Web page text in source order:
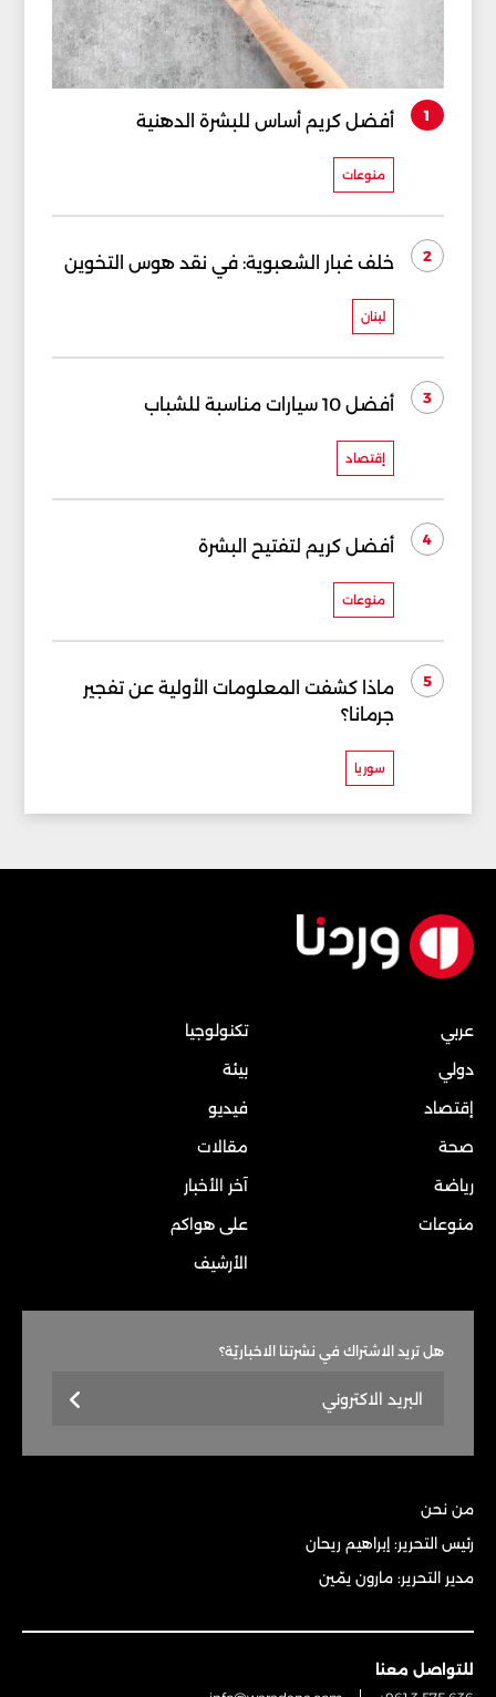
1 أفضل كريم أساس للبشرة الدهنية
منوعات
2 خلف غبار الشعبوية: في نقد هوس التخوين
لبنان
3 أفضل 10 سيارات مناسبة للشباب
إقتصاد
4 أفضل كريم لتفتيح البشرة
منوعات
5
ماذا كشفت المعلومات الأولية عن تفجير
جرمانا؟
سوريا
عربي
دولي
إقتصاد
صحة
رياضة
منوعات
تكنولوجيا
بيئة
فيديو
مقالات
آخر الأخبار
على هواكم
الأرشيف
هل تريد الاشتراك في نشرتنا الاخباريّة؟
من نحن
رئيس التحرير: إبراهيم ريحان
مدير التحرير: مارون يمّين
للتواصل معنا